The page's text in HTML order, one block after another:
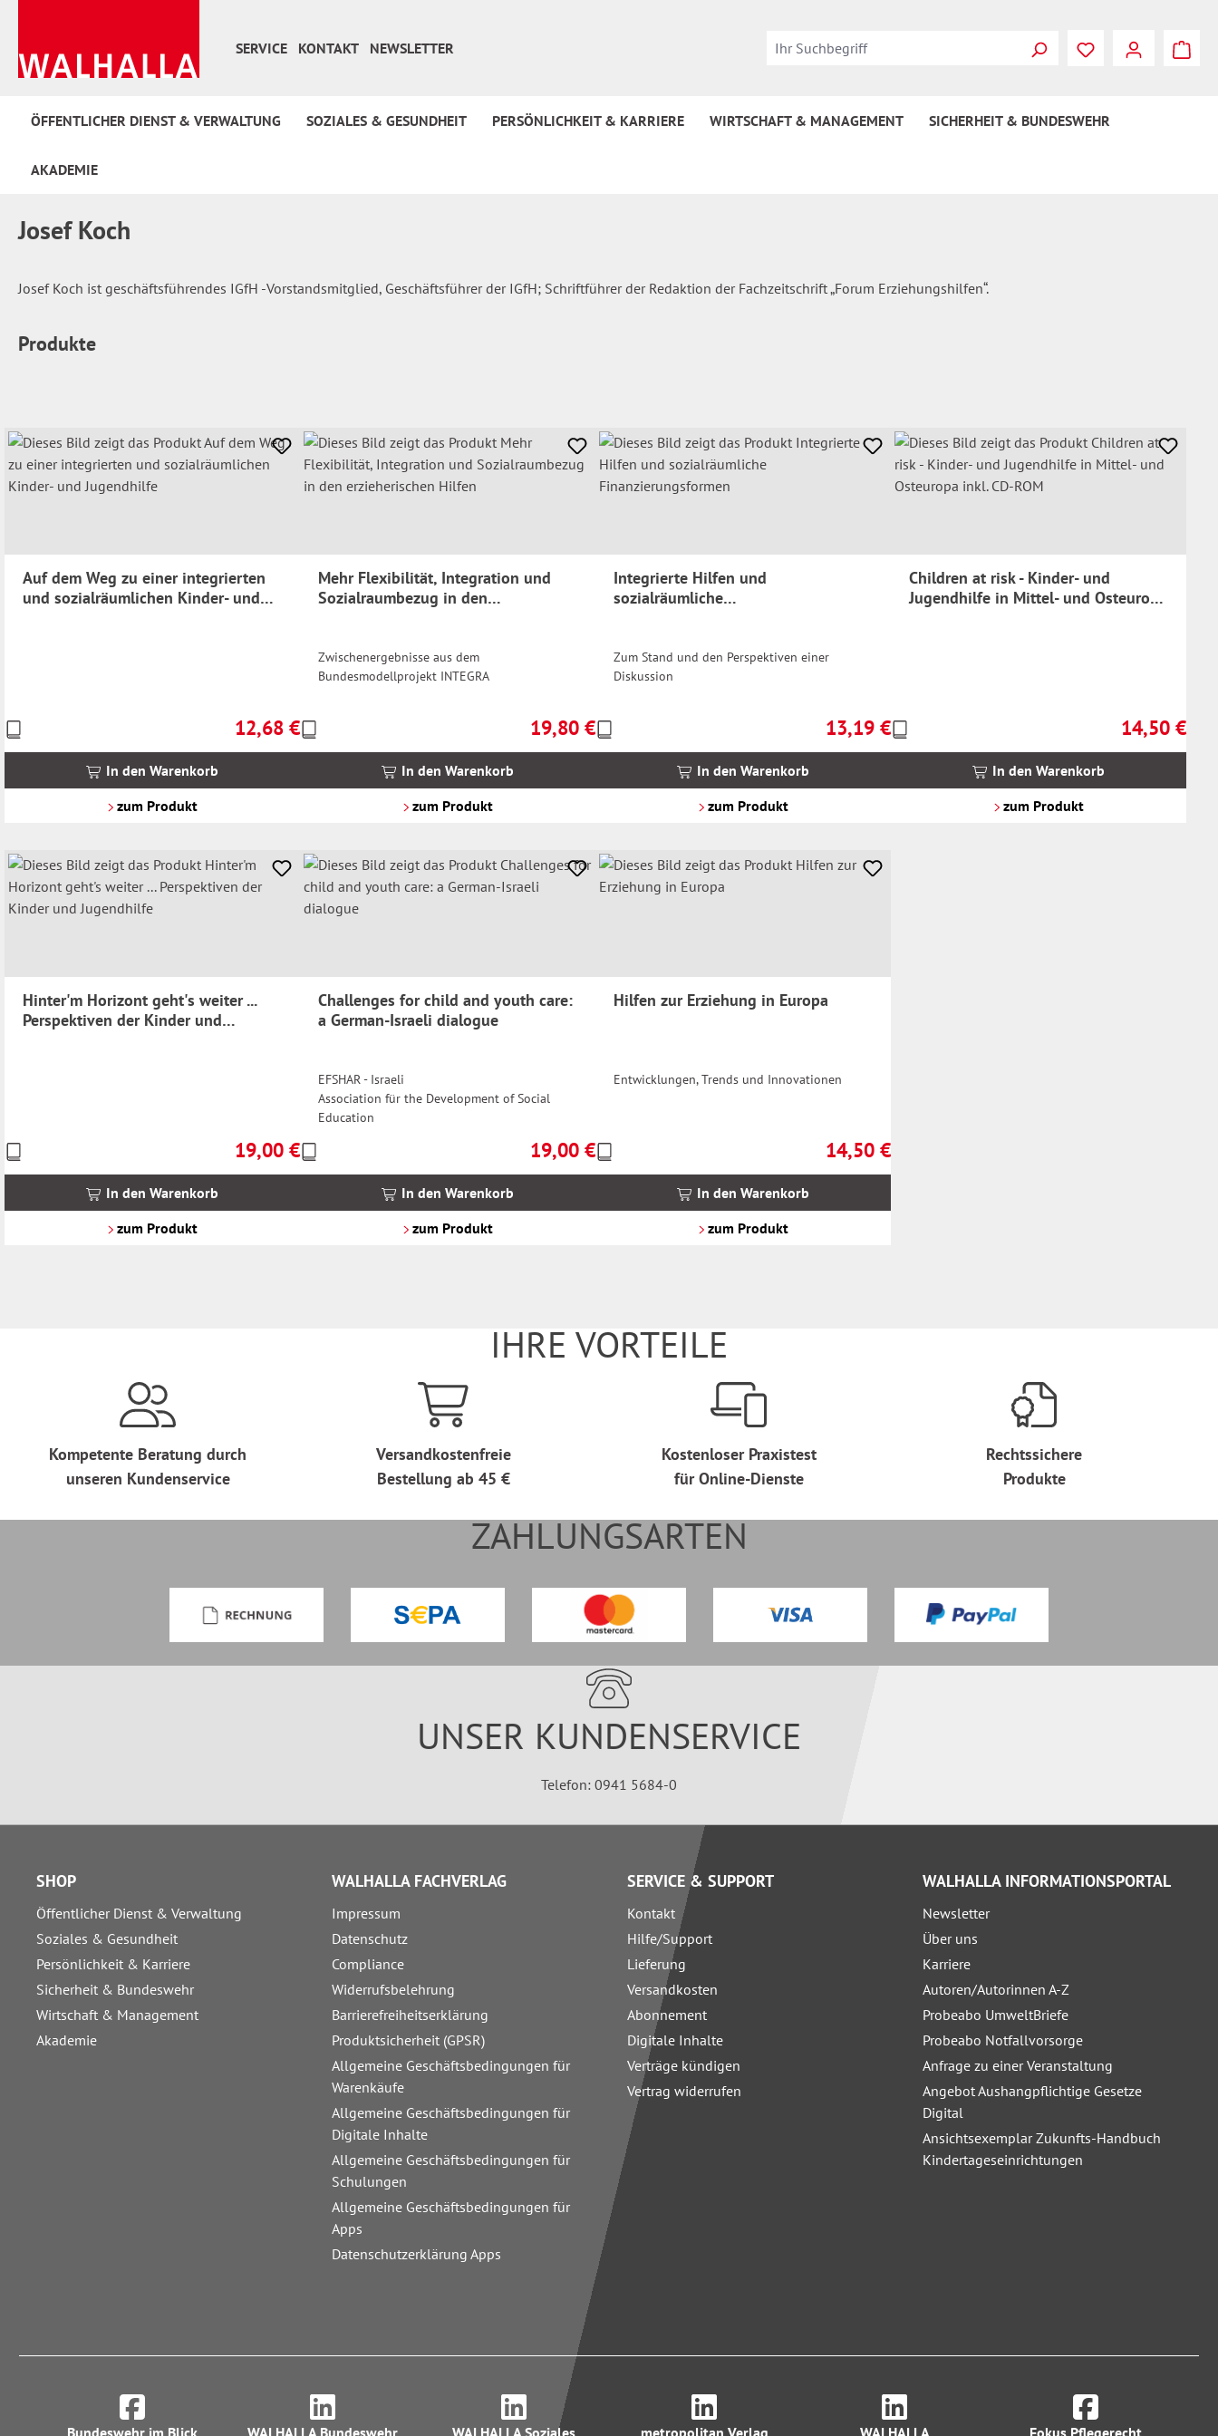
SERVICE
KONTAKT NEWSLETTER Du hast 0
ÖFFENTLICHER DIENST & VERWALTUNG SOZIALES & GESUNDHEIT PERSÖNLICHKEIT & KARRIERE WIRTSCHAFT & MANAGEMENT SICHERHEIT & BUNDESWEHR
AKADEMIE
Josef Koch
Josef Koch ist geschäftsführendes IGfH -Vorstandsmitglied, Geschäftsführer der IGfH; Schriftführer der Redaktion der Fachzeitschrift „Forum Erziehungshilfen“.
Produkte
Auf dem Weg zu einer integrierten
und sozialräumlichen Kinder- und
Regulärer Preis:
12,68 €
Preise
inkl.
In den Warenkorb
zum Produkt
Mehr Flexibilität, Integration und
Sozialraumbezug in den
Zwischenergebnisse aus dem
Bundesmodellprojekt INTEGRA
Regulärer Preis:
19,80 €
Preise
inkl.
In den Warenkorb
zum Produkt
Integrierte Hilfen und
sozialräumliche
Zum Stand und den Perspektiven einer
Diskussion
Regulärer Preis:
13,19 €
Preise
inkl.
In den Warenkorb
zum Produkt
Children at risk - Kinder- und
Jugendhilfe in Mittel- und Osteuropa
Regulärer
14,50 €
Preise
inkl.
In den Warenkorb
zum Produkt
Hinter'm Horizont geht's weiter ...
Perspektiven der Kinder und
Regulärer Preis:
19,00 €
Preise
inkl.
In den Warenkorb
zum Produkt
Challenges for child and youth care:
a German-Israeli dialogue
EFSHAR - Israeli
Association für the Development of Social
Education
Regulärer Preis:
19,00 €
Preise
inkl.
In den Warenkorb
zum Produkt
Hilfen zur Erziehung in Europa
Entwicklungen, Trends und Innovationen
Regulärer Preis:
14,50 €
Preise
inkl.
In den Warenkorb
zum Produkt
IHRE VORTEILE
Kompetente Beratung durch
unseren Kundenservice
Versandkostenfreie
Bestellung ab 45 €
Kostenloser Praxistest
für Online-Dienste
Rechtssichere
Produkte
ZAHLUNGSARTEN
UNSER KUNDENSERVICE
Telefon: 0941 5684-0
SHOP
Öffentlicher Dienst & Verwaltung
Soziales & Gesundheit
Persönlichkeit & Karriere
Sicherheit & Bundeswehr
Wirtschaft & Management
Akademie
WALHALLA FACHVERLAG
Impressum
Datenschutz
Compliance
Widerrufsbelehrung
Barrierefreiheitserklärung
Produktsicherheit (GPSR)
Allgemeine Geschäftsbedingungen für
Warenkäufe
Allgemeine Geschäftsbedingungen für
Digitale Inhalte
Allgemeine Geschäftsbedingungen für
Schulungen
Allgemeine Geschäftsbedingungen für
Apps
Datenschutzerklärung Apps
SERVICE & SUPPORT
Kontakt
Hilfe/Support
Lieferung
Versandkosten
Abonnement
Digitale Inhalte
Verträge kündigen
Vertrag widerrufen
WALHALLA INFORMATIONSPORTAL
Newsletter
Über uns
Karriere
Autoren/Autorinnen A-Z
Probeabo UmweltBriefe
Probeabo Notfallvorsorge
Anfrage zu einer Veranstaltung
Angebot Aushangpflichtige Gesetze
Digital
Ansichtsexemplar Zukunfts-Handbuch
Kindertageseinrichtungen
Bundeswehr im Blick WALHALLA Bundeswehr WALHALLA Soziales metropolitan Verlag WALHALLA Fokus Pflegerecht